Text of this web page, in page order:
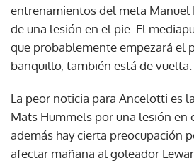
entrenamientos del meta Manuel
de una lesión en el pie. El
que probablemente empezará el
banquillo, también está de vuelta.
La peor noticia para Ancelotti es
Mats Hummels por una lesión en
además hay cierta preocupación
afectar mañana al goleador